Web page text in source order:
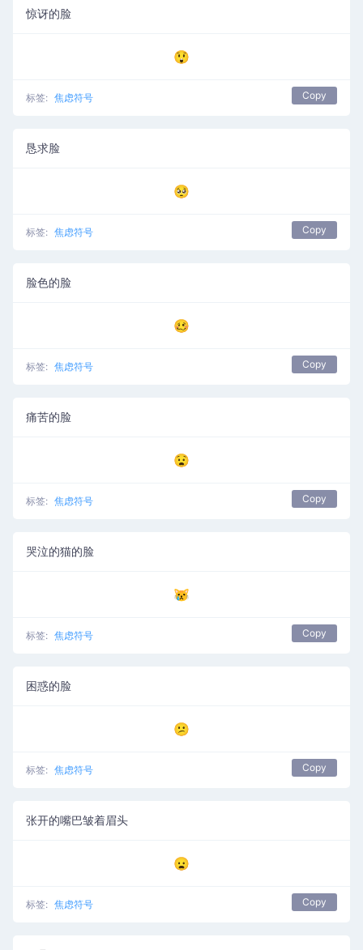
惊讶的脸
😲
标签: 焦虑符号 Copy
恳求脸
🥺
标签: 焦虑符号 Copy
脸色的脸
🥴
标签: 焦虑符号 Copy
痛苦的脸
😧
标签: 焦虑符号 Copy
哭泣的猫的脸
😿
标签: 焦虑符号 Copy
困惑的脸
😕
标签: 焦虑符号 Copy
张开的嘴巴皱着眉头
😦
标签: 焦虑符号 Copy